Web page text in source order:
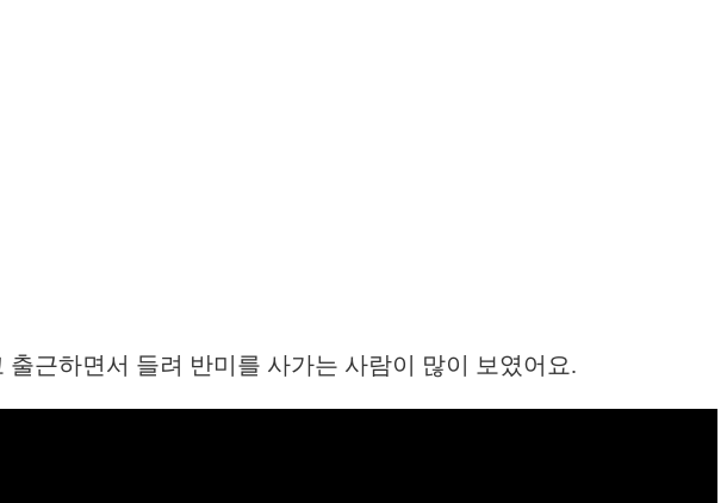
근하면서 들려 반미를 사가는 사람이 많이 보였어요.